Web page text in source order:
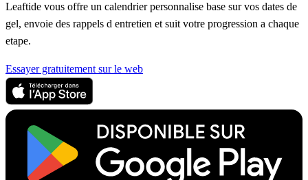
Leaftide vous offre un calendrier personnalise base sur vos dates de
gel, envoie des rappels d entretien et suit votre progression a chaque
etape.
Essayer gratuitement sur le web